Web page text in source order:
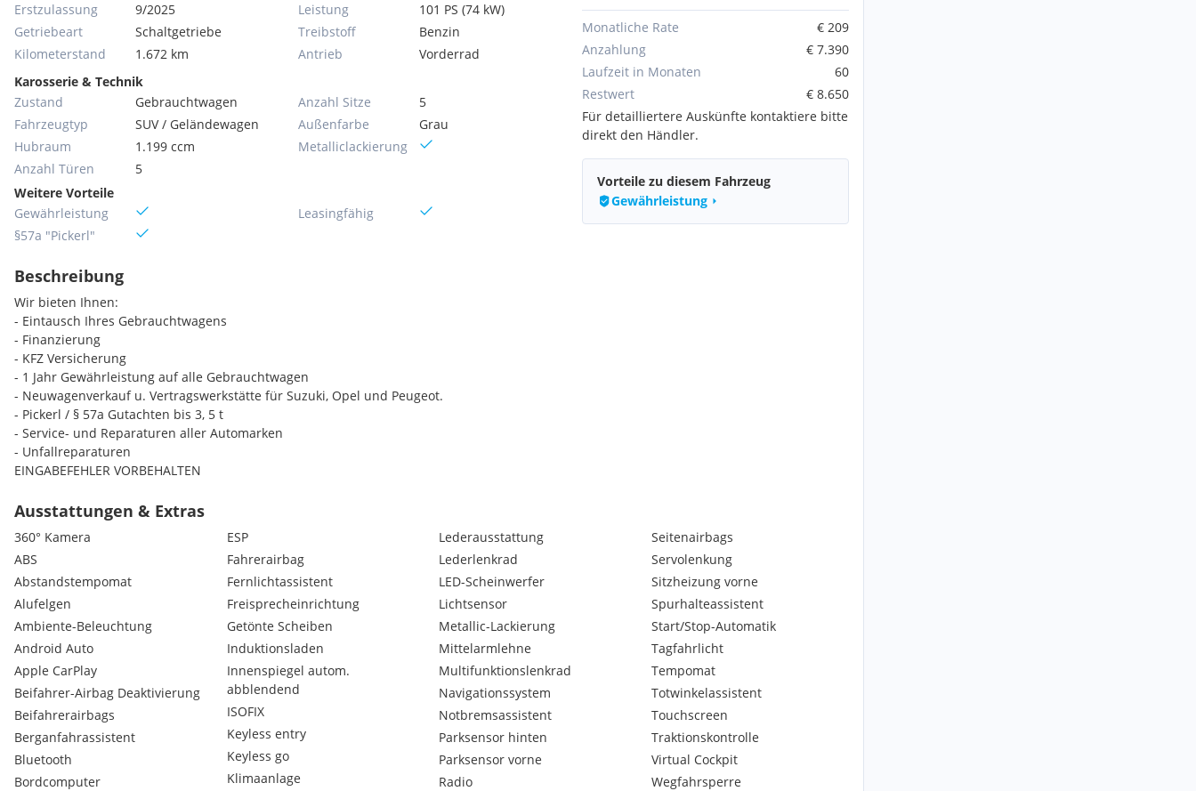
Erstzulassung
9/2025
Getriebeart
Schaltgetriebe
Kilometerstand
1.672 km
Leistung
101 PS (74 kW)
Treibstoff
Benzin
Antrieb
Vorderrad
Karosserie & Technik
Zustand
Gebrauchtwagen
Fahrzeugtyp
SUV / Geländewagen
Hubraum
1.199 ccm
Anzahl Türen
5
Anzahl Sitze
5
Außenfarbe
Grau
Metallic­lackierung
Weitere Vorteile
Gewährleistung
§57a "Pickerl"
Leasingfähig
Beschreibung
Wir bieten Ihnen:
- Eintausch Ihres Gebrauchtwagens
- Finanzierung
- KFZ Versicherung
- 1 Jahr Gewährleistung auf alle Gebrauchtwagen
- Neuwagenverkauf u. Vertragswerkstätte für Suzuki, Opel und Peugeot.
- Pickerl / § 57a Gutachten bis 3, 5 t
- Service- und Reparaturen aller Automarken
- Unfallreparaturen
EINGABEFEHLER VORBEHALTEN
Monatliche Rate
€ 209
Anzahlung
€ 7.390
Laufzeit in Monaten
60
Restwert
€ 8.650
Für detailliertere Auskünfte kontaktiere bitte
direkt den Händler.
Vorteile zu diesem Fahrzeug
Gewährleistung
Ausstattungen & Extras
360° Kamera
ABS
Abstandstempomat
Alufelgen
Ambiente-Beleuchtung
Android Auto
Apple CarPlay
Beifahrer-Airbag Deaktivierung
Beifahrerairbags
Berganfahrassistent
Bluetooth
Bordcomputer
ESP
Fahrerairbag
Fernlichtassistent
Freisprecheinrichtung
Getönte Scheiben
Induktionsladen
Innenspiegel autom.
abblendend
ISOFIX
Keyless entry
Keyless go
Klimaanlage
Lederausstattung
Lederlenkrad
LED-Scheinwerfer
Lichtsensor
Metallic-Lackierung
Mittelarmlehne
Multifunktionslenkrad
Navigationssystem
Notbremsassistent
Parksensor hinten
Parksensor vorne
Radio
Seitenairbags
Servolenkung
Sitzheizung vorne
Spurhalteassistent
Start/Stop-Automatik
Tagfahrlicht
Tempomat
Totwinkelassistent
Touchscreen
Traktionskontrolle
Virtual Cockpit
Wegfahrsperre